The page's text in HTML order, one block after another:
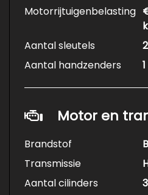
Motorrijtuigenbelasting
Aantal sleutels
2
Aantal handzenders
1
Motor en
Brandstof
Transmissie
Aantal cilinders
3